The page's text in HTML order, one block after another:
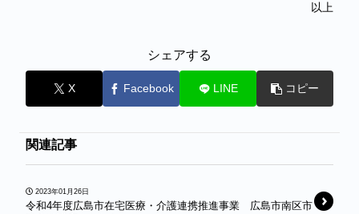
以上
シェアする
X Facebook LINE コピー
関連記事
2023年01月26日
令和4年度広島市在宅医療・介護連携推進事業 広島市南区市